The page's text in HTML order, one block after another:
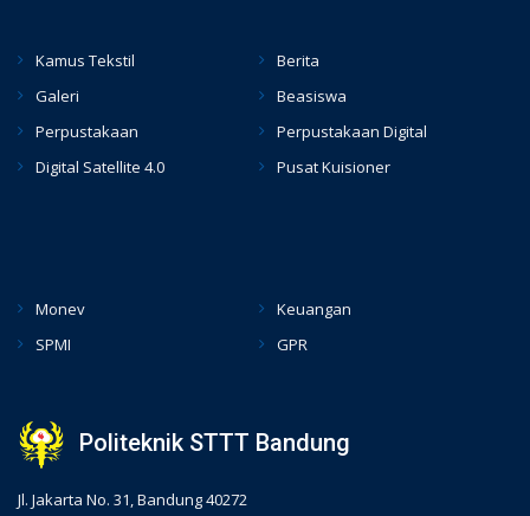
Kamus Tekstil
Berita
Galeri
Beasiswa
Perpustakaan
Perpustakaan Digital
Digital Satellite 4.0
Pusat Kuisioner
Monev
Keuangan
SPMI
GPR
Politeknik STTT Bandung
Jl. Jakarta No. 31, Bandung 40272